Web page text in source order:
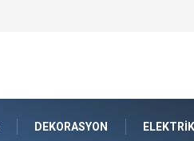
DEKORASYON